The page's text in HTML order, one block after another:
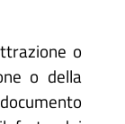
o
o della